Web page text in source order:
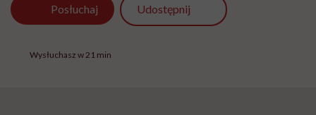
Posłuchaj Udostępnij
Wysłuchasz w 21 min